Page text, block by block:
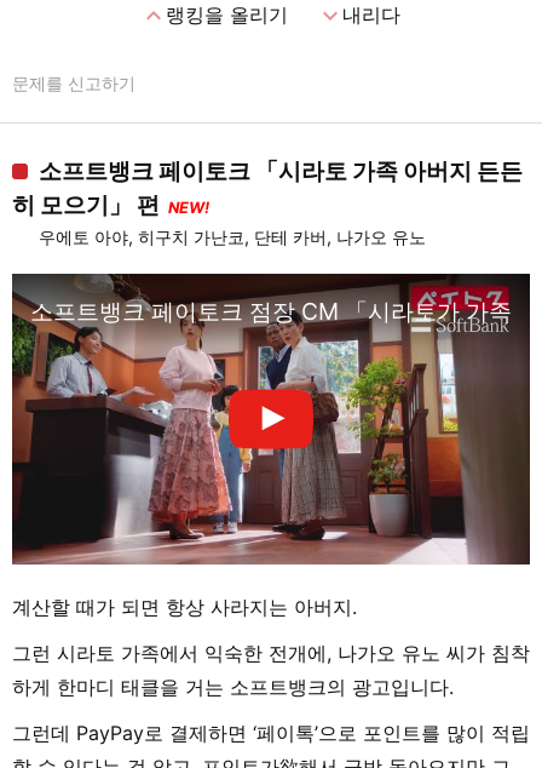
expand_less랭킹을 올리기 expand_more내리다
문제를 신고하기
소프트뱅크 페이토크 「시라토 가족 아버지 든든
히 모으기」 편 NEW!
우에토 아야, 히구치 가난코, 단테 카버, 나가오 유노
소프트뱅크 페이토크 점장 CM 「시라토가 가족
계산할 때가 되면 항상 사라지는 아버지.
그런 시라토 가족에서 익숙한 전개에, 나가오 유노 씨가 침착
하게 한마디 태클을 거는 소프트뱅크의 광고입니다.
그런데 PayPay로 결제하면 ‘페이톡’으로 포인트를 많이 적립